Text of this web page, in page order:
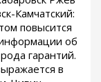
Камчатский:
повысится
об
гарантий.
в